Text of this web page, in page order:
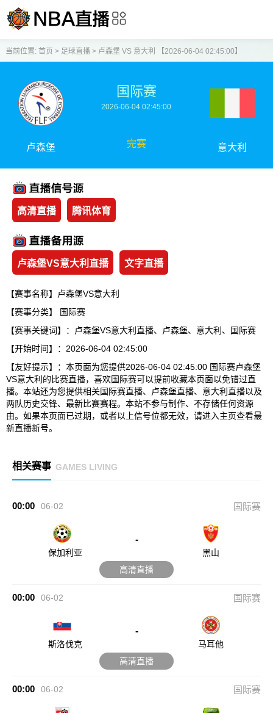
当前位置: 首页 > 足球直播> 卢森堡 VS 意大利 【2026-06-04 02:45:00】
卢森堡
国际赛
2026-06-04 02:45:00
完赛 意大利
高清直播 腾讯体育
卢森堡VS意大利直播 文字直播
【赛事名称】卢森堡VS意大利
【赛事分类】
国际赛
【赛事关键词】：卢森堡VS意大利直播、卢森堡、意大利、国际赛
【开始时间】：2026-06-04 02:45:00
【友好提示】：本页面为您提供2026-06-04 02:45:00 国际赛卢森堡
VS意大利的比赛直播，喜欢国际赛可以提前收藏本页面以免错过直
播。本站还为您提供相关国际赛直播、卢森堡直播、意大利直播以及
两队历史交锋、最新比赛赛程。本站不参与制作、不存储任何资源
由。如果本页面已过期，或者以上信号位都无效，请进入主页查看最
新直播新号。
相关赛事 GAMES LIVING
00:00 06-02 国际赛
保加利亚
-
黑山
高清直播
00:00 06-02 国际赛
斯洛伐克
-
马耳他
高清直播
00:00 06-02 国际赛